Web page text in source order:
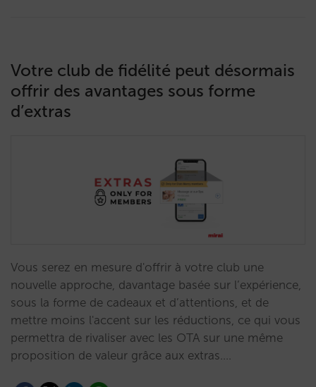
Votre club de fidélité peut désormais
offrir des avantages sous forme
d’extras
Vous serez en mesure d'offrir à votre club une
nouvelle approche, davantage basée sur l’expérience,
sous la forme de cadeaux et d’attentions, et de
mettre moins l'accent sur les réductions, ce qui vous
permettra de rivaliser avec les OTA sur une même
proposition de valeur grâce aux extras.…